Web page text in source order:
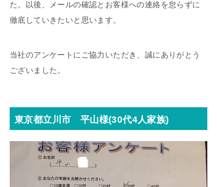
た。以後、メールの確認とお客様への連絡を怠らずに
徹底していきたいと思います。
当社のアンケートにご協力いただき、誠にありがとう
ございました。
東京都立川市 平山様(30代4人家族)